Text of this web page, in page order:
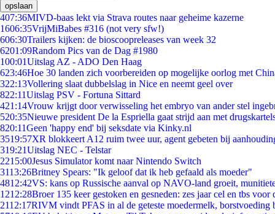
opslaan
407:36MIVD-baas lekt via Strava routes naar geheime kazerne
1606:35VrijMiBabes #316 (not very sfw!)
606:30Trailers kijken: de bioscoopreleases van week 32
6201:09Random Pics van de Dag #1980
100:01Uitslag AZ - ADO Den Haag
623:46Hoe 30 landen zich voorbereiden op mogelijke oorlog met
322:13Vollering slaat dubbelslag in Nice en neemt geel over
822:11Uitslag PSV - Fortuna Sittard
421:14Vrouw krijgt door verwisseling het embryo van ander stel
520:35Nieuwe president De la Espriella gaat strijd aan met
820:11Geen 'happy end' bij seksdate via Kinky.nl
3519:57XR blokkeert A12 ruim twee uur, agent gebeten bij
319:21Uitslag NEC - Telstar
2215:00Jesus Simulator komt naar Nintendo Switch
3113:26Britney Spears: "Ik geloof dat ik heb gefaald als moeder"
4812:42VS: kans op Russische aanval op NAVO-land groeit,
1212:28Broer 135 keer gestoken en gesneden: zes jaar cel en tbs voor
2112:17RIVM vindt PFAS in al de geteste moedermelk, borstvoeding